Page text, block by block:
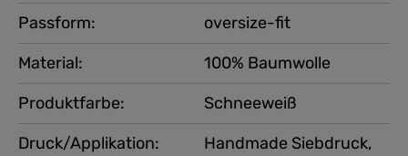
Produktfarbe:
Schneeweiß
Druck/Applikation:
Handmade Siebdruck,
Passform:
oversize-fit
Material:
100% Baumwolle